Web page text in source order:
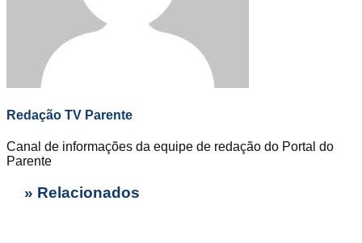
Redação TV Parente
Canal de informações da equipe de redação do Portal do
Parente
» Relacionados